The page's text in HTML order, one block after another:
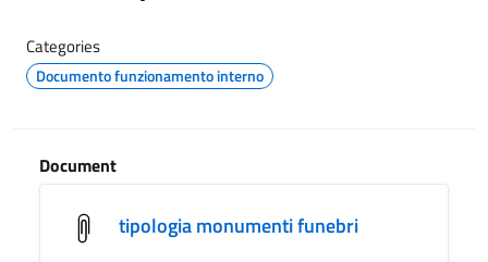
Categories
Documento funzionamento interno
Document
tipologia monumenti funebri